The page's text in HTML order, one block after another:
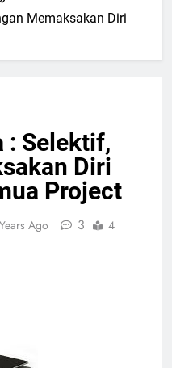
Memaksakan Diri
: Selektif,
Diri
Project
Ago 3
4